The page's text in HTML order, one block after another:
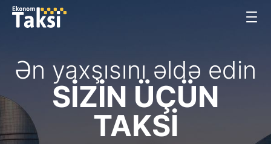
Ən yaxşısını əldə edin
SİZİN ÜÇÜN
TAKSİ